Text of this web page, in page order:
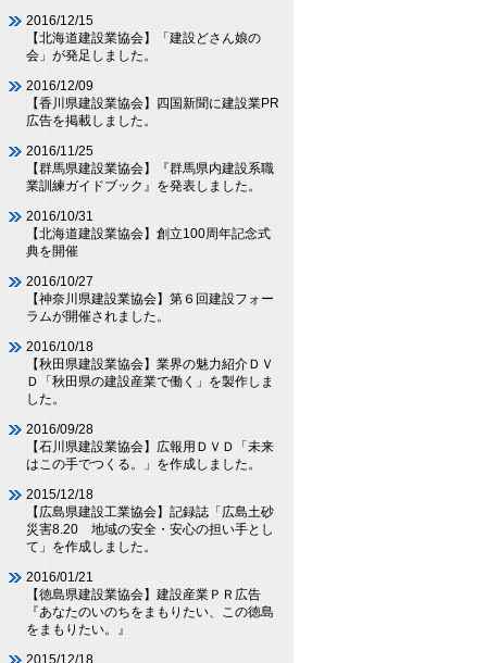
2016/12/15
【北海道建設業協会】「建設どさん娘の
会」が発足しました。
2016/12/09
【香川県建設業協会】四国新聞に建設業PR
広告を掲載しました。
2016/11/25
【群馬県建設業協会】『群馬県内建設系職
業訓練ガイドブック』を発表しました。
2016/10/31
【北海道建設業協会】創立100周年記念式
典を開催
2016/10/27
【神奈川県建設業協会】第６回建設フォー
ラムが開催されました。
2016/10/18
【秋田県建設業協会】業界の魅力紹介ＤＶ
Ｄ「秋田県の建設産業で働く」を製作しま
した。
2016/09/28
【石川県建設業協会】広報用ＤＶＤ「未来
はこの手でつくる。」を作成しました。
2015/12/18
【広島県建設工業協会】記録誌「広島土砂
災害8.20 地域の安全・安心の担い手とし
て」を作成しました。
2016/01/21
【徳島県建設業協会】建設産業ＰＲ広告
『あなたのいのちをまもりたい、この徳島
をまもりたい。』